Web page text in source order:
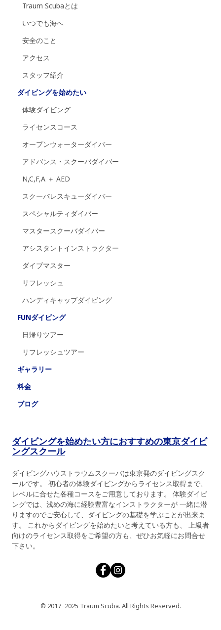
Traum Scubaとは
いつでも海へ
安全のこと
アクセス
スタッフ紹介
ダイビングを始めたい
体験ダイビング
ライセンスコース
オープンウォーターダイバー
アドバンス・スクーバダイバー
N,C,F,A ＋ AED
スクーバレスキューダイバー
スペシャルティダイバー
マスタースクーバダイバー
アシスタントインストラクター
ダイブマスター
リフレッシュ
ハンディキャップダイビング
FUNダイビング
日帰りツアー
リフレッシュツアー
ギャラリー
料金
ブログ
ダイビングを始めたい方におすすめの東京ダイビ
ングスクール
ダイビングハウストラウムスクーバは東京発のダイビングスク
ールです。 初心者の体験ダイビングからライセンス取得まで、
レベルに合せた各種コースをご用意しております。 体験ダイビ
ングでは、浅めの海に経験豊富なインストラクターが 一緒に潜
りますのでご安心して、ダイビングの基礎を学ぶことが出来ま
す。 これからダイビングを始めたいと考えている方も、 上級者
向けのライセンス取得をご希望の方も、ぜひお気軽にお問合せ
下さい。
© 2017−2025 Traum Scuba. All Rights Reserved.